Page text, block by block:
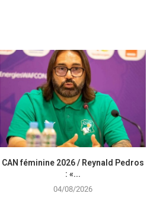
CAN féminine 2026 / Reynald Pedros
: «...
04/08/2026